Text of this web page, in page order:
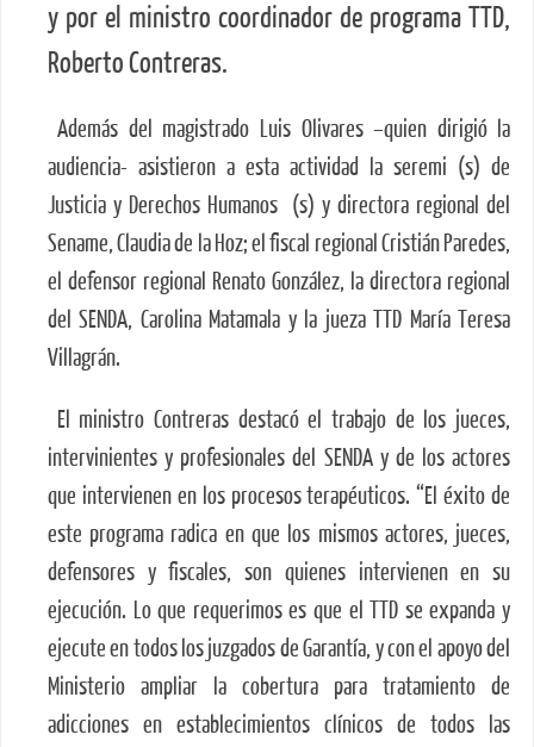
y por el ministro coordinador de programa TTD,
Roberto Contreras.
Además del magistrado Luis Olivares –quien dirigió la
audiencia- asistieron a esta actividad la seremi (s) de
Justicia y Derechos Humanos (s) y directora regional del
Sename, Claudia de la Hoz; el fiscal regional Cristián Paredes,
el defensor regional Renato González, la directora regional
del SENDA, Carolina Matamala y la jueza TTD María Teresa
Villagrán.
El ministro Contreras destacó el trabajo de los jueces,
intervinientes y profesionales del SENDA y de los actores
que intervienen en los procesos terapéuticos. “El éxito de
este programa radica en que los mismos actores, jueces,
defensores y fiscales, son quienes intervienen en su
ejecución. Lo que requerimos es que el TTD se expanda y
ejecute en todos los juzgados de Garantía, y con el apoyo del
Ministerio ampliar la cobertura para tratamiento de
adicciones en establecimientos clínicos de todos las